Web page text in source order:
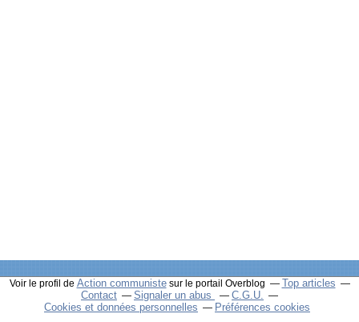
Voir le profil de Action communistesur le portail Overblog
Top articles
Contact
Signaler un abus
C.G.U.
Cookies et données personnelles
Préférences cookies